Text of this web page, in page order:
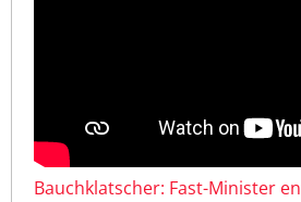
Bauchklatscher: Fast-Minister